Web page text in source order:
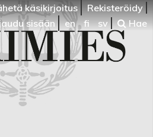
käsikirjoitus
Rekisteröidy
sisään
en fi sv Hae